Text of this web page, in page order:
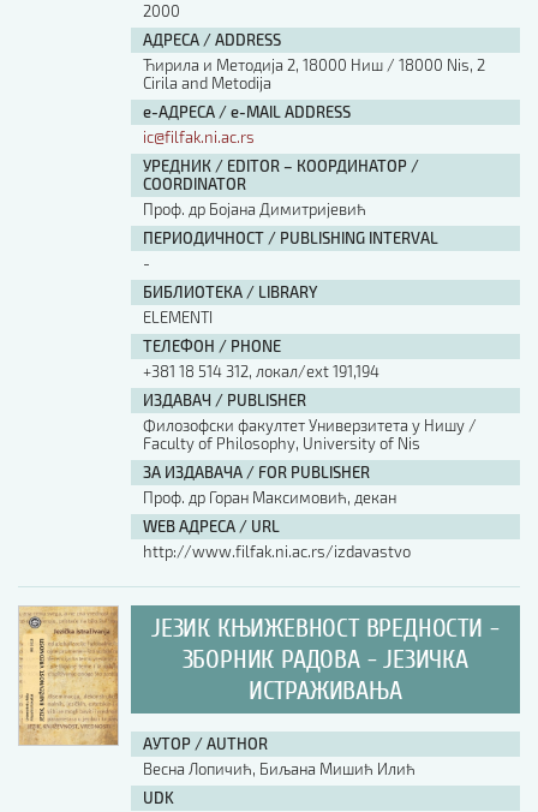
2000
АДРЕСА / ADDRESS
Ћирила и Методија 2, 18000 Ниш / 18000 Nis, 2
Cirila and Metodija
е-АДРЕСА / e-MAIL ADDRESS
ic@filfak.ni.ac.rs
УРЕДНИК / EDITOR – КООРДИНАТОР /
COORDINATOR
Проф. др Бојана Димитријевић
ПЕРИОДИЧНОСТ / PUBLISHING INTERVAL
-
БИБЛИОТЕКА / LIBRARY
ЕLEMENTI
ТЕЛЕФОН / PHONE
+381 18 514 312, локал/ext 191,194
ИЗДАВАЧ / PUBLISHER
Филозофски факултет Универзитета у Нишу /
Faculty of Philosophy, University of Nis
ЗА ИЗДАВАЧА / FOR PUBLISHER
Проф. др Горан Максимовић, декан
WEB АДРЕСА / URL
http://www.filfak.ni.ac.rs/izdavastvo
ЈЕЗИК КЊИЖЕВНОСТ ВРЕДНОСТИ -
ЗБОРНИК РАДОВА - ЈЕЗИЧКА
ИСТРАЖИВАЊА
АУТОР / AUTHOR
Весна Лопичић, Биљана Мишић Илић
UDK